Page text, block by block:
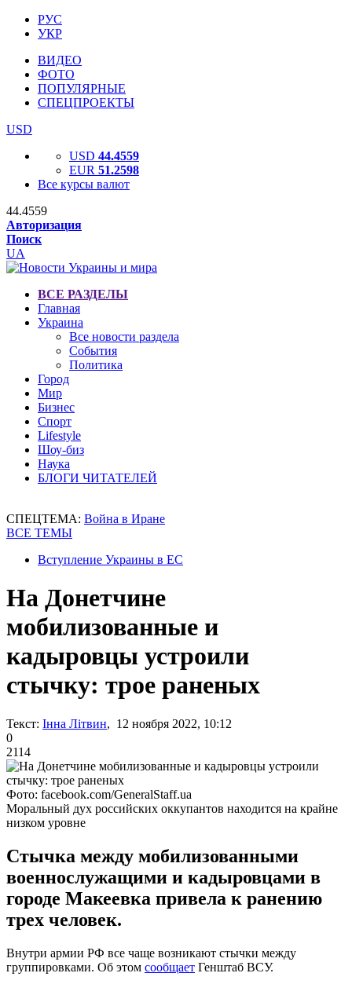
РУС
УКР
ВИДЕО
ФОТО
ПОПУЛЯРНЫЕ
СПЕЦПРОЕКТЫ
USD
USD 44.4559
EUR 51.2598
Все курсы валют
44.4559
Авторизация
Поиск
UA
ВСЕ РАЗДЕЛЫ
Главная
Украина
Все новости раздела
События
Политика
Город
Мир
Бизнес
Спорт
Lifestyle
Шоу-биз
Наука
БЛОГИ ЧИТАТЕЛЕЙ
СПЕЦТЕМА: Война в Иране
ВСЕ ТЕМЫ
Вступление Украины в ЕС
На Донетчине
мобилизованные и
кадыровцы устроили
стычку: трое раненых
Текст: Інна Літвин, 12 ноября 2022, 10:12
0
2114
Фото: facebook.com/GeneralStaff.ua
Моральный дух российских оккупантов находится на крайне
низком уровне
Стычка между мобилизованными
военнослужащими и кадыровцами в
городе Макеевка привела к ранению
трех человек.
Внутри армии РФ все чаще возникают стычки между
группировками. Об этом сообщает Генштаб ВСУ.